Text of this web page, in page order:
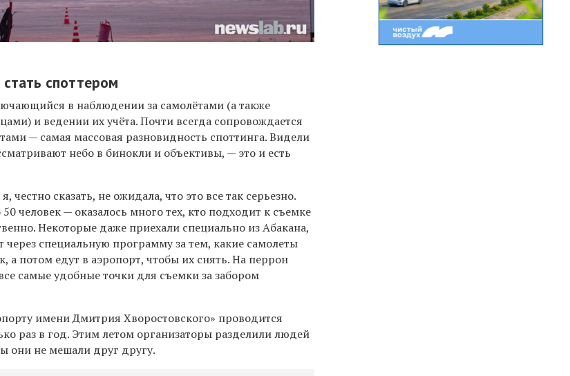
споттером
в наблюдении за самолётами (а также
и ведении их учёта. Почти всегда сопровождается
— самая массовая разновидность споттинга. Видели
небо в бинокли и объективы, — это и есть
сказать, не ожидала, что это все так серьезно.
человек — оказалось много тех, кто подходит к съемке
Некоторые даже приехали специально из Абакана,
специальную программу за тем, какие самолеты
а потом едут в аэропорт, чтобы их снять. На перрон
самые удобные точки для съемки за забором
имени Дмитрия Хворостовского» проводится
раз в год. Этим летом организаторы разделили людей
они не мешали друг другу.